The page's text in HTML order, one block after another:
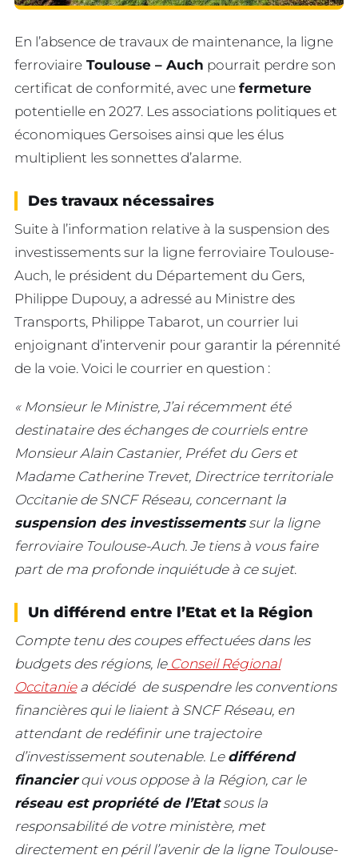
En l’absence de travaux de maintenance, la ligne
ferroviaire Toulouse – Auch pourrait perdre son
certificat de conformité, avec une fermeture
potentielle en 2027. Les associations politiques et
économiques Gersoises ainsi que les élus
multiplient les sonnettes d’alarme.
Des travaux nécessaires
Suite à l’information relative à la suspension des
investissements sur la ligne ferroviaire Toulouse-
Auch, le président du Département du Gers,
Philippe Dupouy, a adressé au Ministre des
Transports, Philippe Tabarot, un courrier lui
enjoignant d’intervenir pour garantir la pérennité
de la voie. Voici le courrier en question :
« Monsieur le Ministre, J’ai récemment été
destinataire des échanges de courriels entre
Monsieur Alain Castanier, Préfet du Gers et
Madame Catherine Trevet, Directrice territoriale
Occitanie de SNCF Réseau, concernant la
suspension des investissementssur la ligne
ferroviaire Toulouse-Auch. Je tiens à vous faire
part de ma profonde inquiétude à ce sujet.
Un différend entre l’Etat et la Région
Compte tenu des coupes effectuées dans les
budgets des régions, leConseil Régional
Occitaniea décidé de suspendre les conventions
financières qui le liaient à SNCF Réseau, en
attendant de redéfinir une trajectoire
d’investissement soutenable. Le différend
financierqui vous oppose à la Région, car le
réseau est propriété de l’Etatsous la
responsabilité de votre ministère, met
directement en péril l’avenir de la ligne Toulouse-